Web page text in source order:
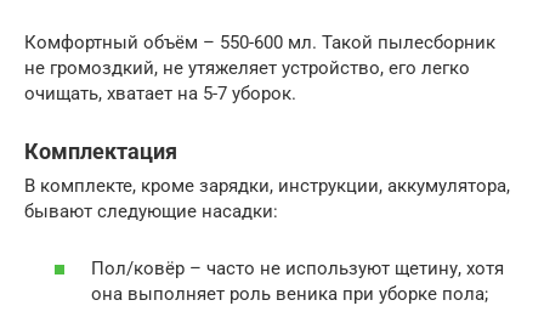
Комфортный объём – 550-600 мл. Такой пылесборник
не громоздкий, не утяжеляет устройство, его легко
очищать, хватает на 5-7 уборок.
Комплектация
В комплекте, кроме зарядки, инструкции, аккумулятора,
бывают следующие насадки:
Пол/ковёр – часто не используют щетину, хотя
она выполняет роль веника при уборке пола;